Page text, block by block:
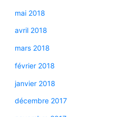
mai 2018
avril 2018
mars 2018
février 2018
janvier 2018
décembre 2017